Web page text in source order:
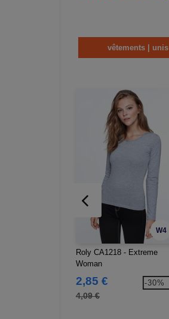
vêtements | unis
W4
Roly CA1218 - Extreme
Woman
2,85 €
4,09 €
-30%